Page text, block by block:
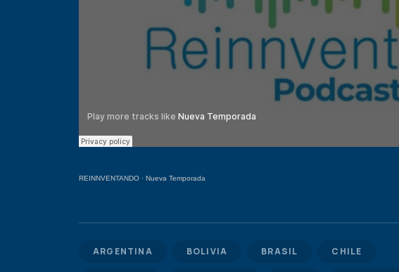
REINNVENTANDO · Nueva Temporada
ARGENTINA BOLIVIA BRASIL CHILE